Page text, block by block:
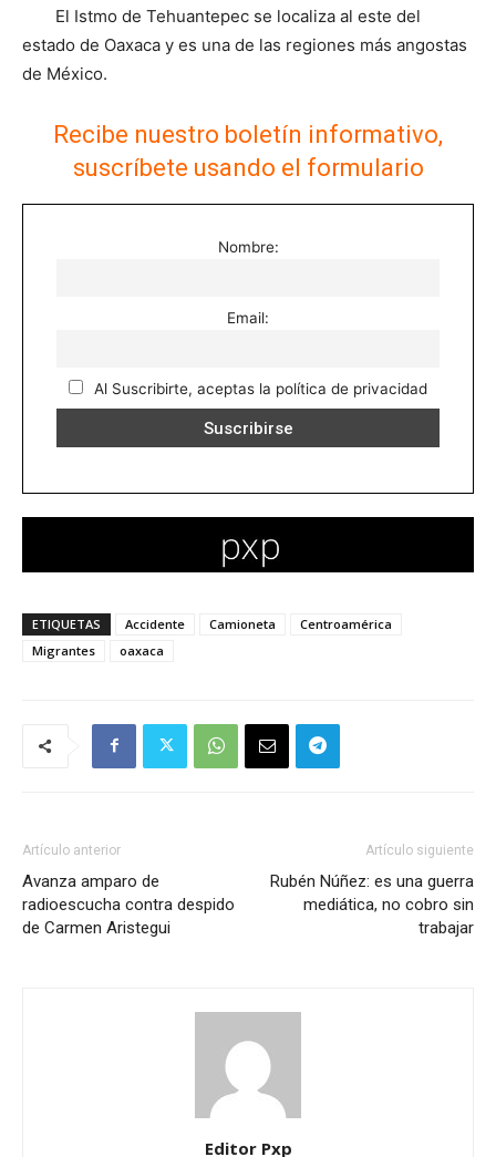
El Istmo de Tehuantepec se localiza al este del
estado de Oaxaca y es una de las regiones más angostas
de México.
Recibe nuestro boletín informativo,
suscríbete usando el formulario
Nombre:
Email:
Al Suscribirte, aceptas la política de privacidad
ETIQUETAS Accidente Camioneta
Centroamérica
Migrantes
oaxaca
Artículo anterior
Avanza amparo de
radioescucha contra despido
de Carmen Aristegui
Artículo siguiente
Rubén Núñez: es una guerra
mediática, no cobro sin
trabajar
Editor Pxp